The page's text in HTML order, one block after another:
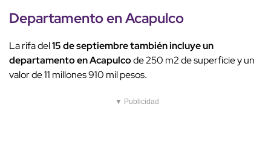
Departamento en Acapulco
La rifa del15 de septiembre también incluye un
departamento en Acapulcode 250 m2 de superficie y un
valor de 11 millones 910 mil pesos.
▼ Publicidad